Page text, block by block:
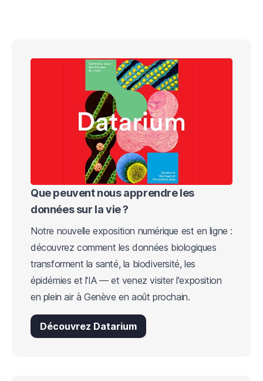
Que peuvent nous apprendre les
données sur la vie ?
Notre nouvelle exposition numérique est en ligne :
découvrez comment les données biologiques
transforment la santé, la biodiversité, les
épidémies et l'IA — et venez visiter l'exposition
en plein air à Genève en août prochain.
Découvrez Datarium